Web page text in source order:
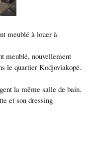
meublé à louer à
meublé, nouvellement
le quartier Kodjoviakopé.
la même salle de bain.
et son dressing